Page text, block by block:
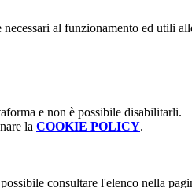
al funzionamento ed utili
e non è possibile disabilitarli.
la COOKIE POLICY.
consultare l'elenco nella